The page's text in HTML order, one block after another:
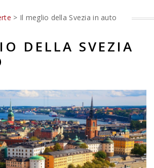
> Il meglio della Svezia in auto
DELLA SVEZIA